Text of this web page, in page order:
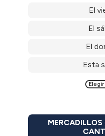
El
El
El
Esta
MERCADILLOS